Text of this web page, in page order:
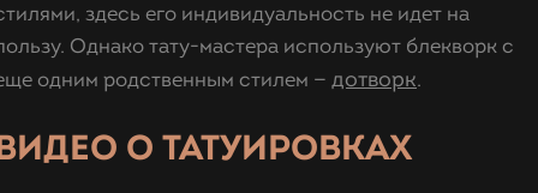
здесь его индивидуальность не идет на
Однако тату-мастера используют блекворк с
одним родственным стилем — дотворк.
О ТАТУИРОВКАХ